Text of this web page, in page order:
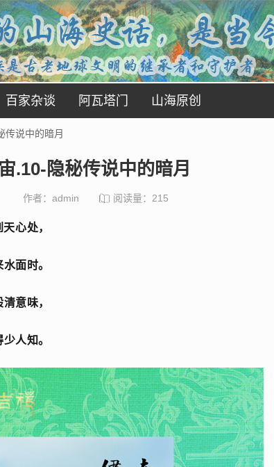
百家杂谈 阿瓦塔门 山海原创
传说中的暗月
.10-隐秘传说中的暗月
作者：admin 阅读量： 215
心处，
水面时。
意味，
人知。